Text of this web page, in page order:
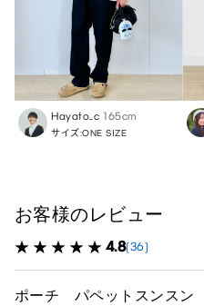
Hayato_c 165cm
サイズ:ONE SIZE
お客様のレビュー
4.8(36)
ポーチ パペットスンスン